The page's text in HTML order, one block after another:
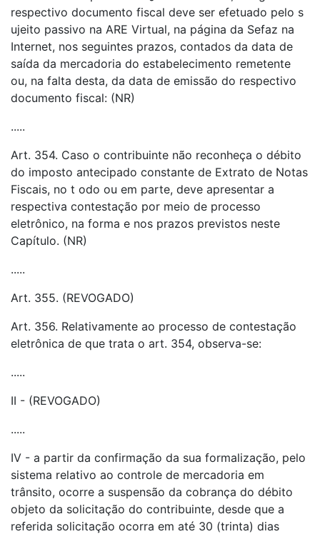
respectivo documento fiscal deve ser efetuado pelo s
ujeito passivo na ARE Virtual, na página da Sefaz na
Internet, nos seguintes prazos, contados da data de
saída da mercadoria do estabelecimento remetente
ou, na falta desta, da data de emissão do respectivo
documento fiscal: (NR)
.....
Art. 354. Caso o contribuinte não reconheça o débito
do imposto antecipado constante de Extrato de Notas
Fiscais, no t odo ou em parte, deve apresentar a
respectiva contestação por meio de processo
eletrônico, na forma e nos prazos previstos neste
Capítulo. (NR)
.....
Art. 355. (REVOGADO)
Art. 356. Relativamente ao processo de contestação
eletrônica de que trata o art. 354, observa-se:
.....
II - (REVOGADO)
.....
IV - a partir da confirmação da sua formalização, pelo
sistema relativo ao controle de mercadoria em
trânsito, ocorre a suspensão da cobrança do débito
objeto da solicitação do contribuinte, desde que a
referida solicitação ocorra em até 30 (trinta) dias